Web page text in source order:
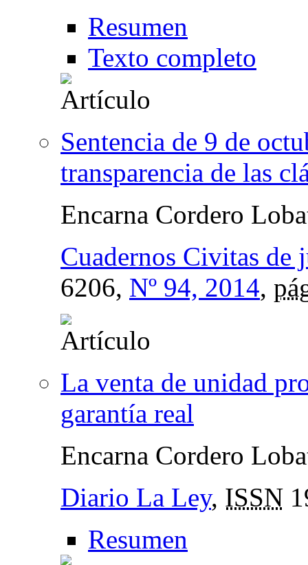
Resumen
Texto completo
Sentencia de 9 de
transparencia de las
Encarna Cordero
Cuadernos Civitas
6206, Nº 94, 2014,
La venta de unidad
garantía real
Encarna Cordero
Diario La Ley, ISSN
Resumen